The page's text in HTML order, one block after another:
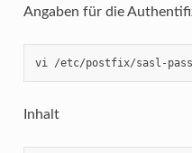
Angaben für die
vi /etc/postfix/sasl-
Inhalt